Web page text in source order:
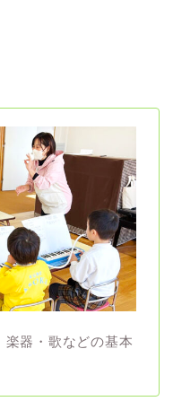
器・歌などの基本